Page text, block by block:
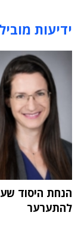
תוכן פרסומי
ידיעות
הנחת היסוד
להתערער